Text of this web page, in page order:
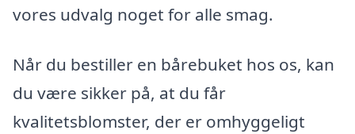
vores udvalg noget for alle smag.
Når du bestiller en bårebuket hos os, kan
du være sikker på, at du får
kvalitetsblomster, der er omhyggeligt